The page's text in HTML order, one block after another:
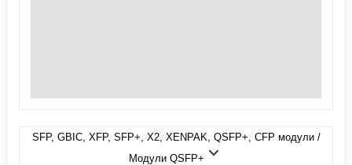
SFP, GBIC, XFP, SFP+, X2, XENPAK, QSFP+, CFP модули /
Модули QSFP+